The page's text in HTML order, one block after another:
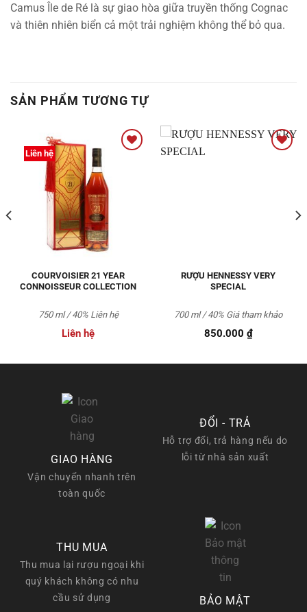
Camus Île de Ré là sự giao hòa giữa truyền thống Cognac
và thiên nhiên biển cả một trải nghiệm không thể bỏ qua.
SẢN PHẨM TƯƠNG TỰ
Liên hệ
COURVOISIER 21 YEAR
CONNOISSEUR COLLECTION
Liên hệ
750 ml / 40% Liên hệ
RƯỢU HENNESSY VERY
SPECIAL
850.000 ₫
700 ml / 40% Giá tham khảo
GIAO HÀNG
Vận chuyển nhanh trên
toàn quốc
ĐỔI - TRẢ
Hỗ trợ đổi, trả hàng nếu do
lỗi từ nhà sản xuất
THU MUA
Thu mua lại rượu ngoại khi
quý khách không có nhu
cầu sử dụng
BẢO MẬT